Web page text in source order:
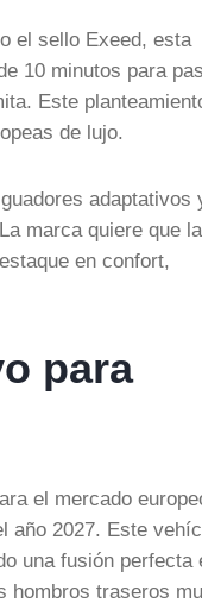
el sello Exeed, esta
10 minutos para
Este
de lujo.
adaptativos
marca quiere que la
en confort,
para
el mercado
año 2027. Este
una fusión perfecta
hombros traseros